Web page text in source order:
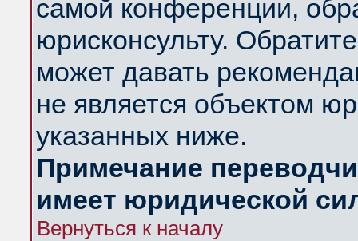
самой конференции,
юрисконсульту.
может давать
не является объектом
указанных ниже.
Примечание
имеет юридической
Вернуться к началу